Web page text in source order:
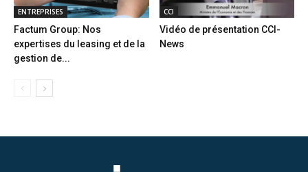
ENTREPRISES
Factum Group: Nos
expertises du leasing et de la
gestion de...
CCI
Vidéo de présentation CCI-
News